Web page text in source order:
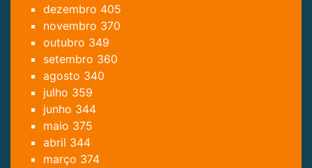
dezembro 405
novembro 370
outubro 349
setembro 360
agosto 340
julho 359
junho 344
maio 375
abril 344
março 374